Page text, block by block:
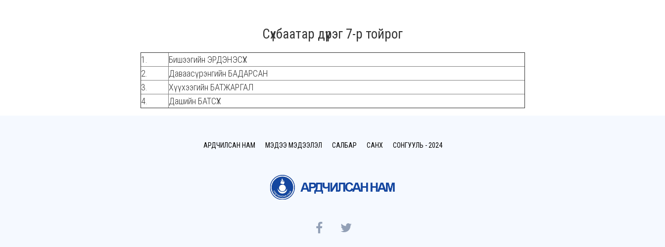
Сүхбаатар дүүрэг 7-р тойрог
1.
Бишээгийн ЭРДЭНЭСҮХ
2.
Даваасүрэнгийн БАДАРСАН
3.
Хүүхээгийн БАТЖАРГАЛ
4.
Дашийн БАТСҮХ
АРДЧИЛСАН НАМ МЭДЭЭ МЭДЭЭЛЭЛ САЛБАР САНХҮҮ СОНГУУЛЬ - 2024